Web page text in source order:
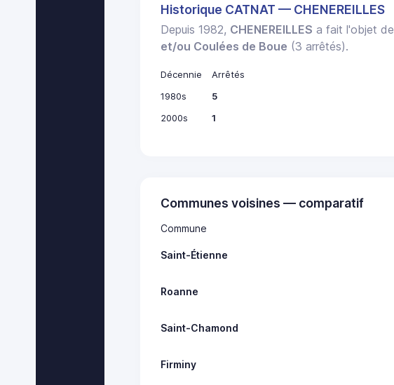
Historique CATNAT — CHENEREILLES
Depuis 1982, CHENEREILLES a fait l'objet de
et/ou Coulées de Boue (3 arrêtés).
Décennie
Arrêtés
1980s
5
2000s
1
Communes voisines — comparatif
Commune
Saint-Étienne
Roanne
Saint-Chamond
Firminy